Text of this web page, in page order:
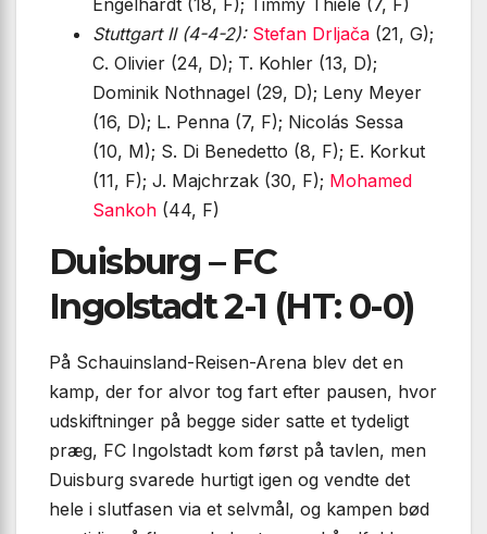
Stuttgart II (4-4-2): Stefan Drljača (21, G);
C. Olivier (24, D); T. Kohler (13, D);
Dominik Nothnagel (29, D); Leny Meyer
(16, D); L. Penna (7, F); Nicolás Sessa
(10, M); S. Di Benedetto (8, F); E. Korkut
(11, F); J. Majchrzak (30, F); Mohamed
Sankoh (44, F)
Duisburg – FC
Ingolstadt 2-1 (HT: 0-0)
På Schauinsland-Reisen-Arena blev det en
kamp, der for alvor tog fart efter pausen, hvor
udskiftninger på begge sider satte et tydeligt
præg, FC Ingolstadt kom først på tavlen, men
Duisburg svarede hurtigt igen og vendte det
hele i slutfasen via et selvmål, og kampen bød